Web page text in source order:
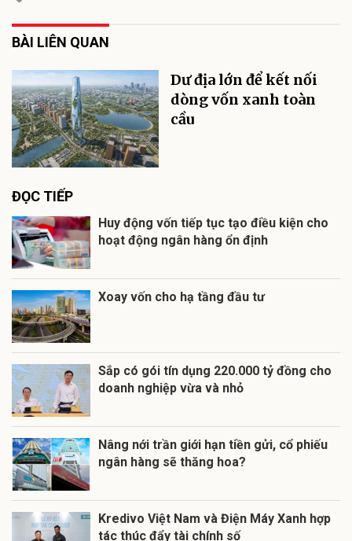
BÀI LIÊN QUAN
Dư địa lớn để kết nối
dòng vốn xanh toàn
cầu
ĐỌC TIẾP
Huy động vốn tiếp tục tạo điều kiện cho
hoạt động ngân hàng ổn định
Xoay vốn cho hạ tầng đầu tư
Sắp có gói tín dụng 220.000 tỷ đồng cho
doanh nghiệp vừa và nhỏ
Nâng nới trần giới hạn tiền gửi, cổ phiếu
ngân hàng sẽ thăng hoa?
Kredivo Việt Nam và Điện Máy Xanh hợp
tác thúc đẩy tài chính số